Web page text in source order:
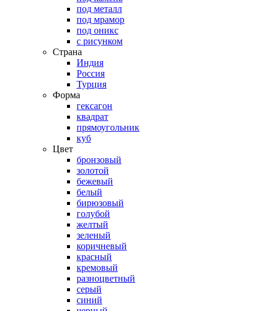
под металл
под мрамор
под оникс
с рисунком
Страна
Индия
Россия
Турция
Форма
гексагон
квадрат
прямоугольник
куб
Цвет
бронзовый
золотой
бежевый
белый
бирюзовый
голубой
желтый
зеленый
коричневый
красный
кремовый
разноцветный
серый
синий